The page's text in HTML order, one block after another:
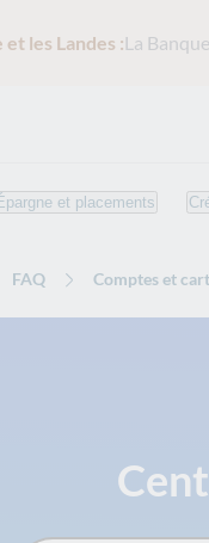
les Landes :La
et placements
FAQ Comptes et